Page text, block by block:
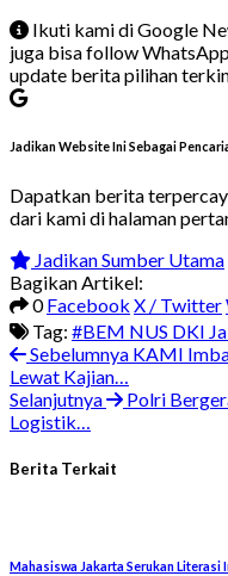
Ikuti kami di Google
juga bisa follow
update berita pilihan
Jadikan Website Ini Sebagai
Dapatkan berita
dari kami di halaman
Jadikan Sumber Utama
Bagikan Artikel:
0Facebook X / Twitter
Tag: #BEM NUS DKI
Sebelumnya KAMI
Lewat Kajian…
Selanjutnya
Polri
Logistik…
Berita Terkait
Mahasiswa Jakarta Serukan